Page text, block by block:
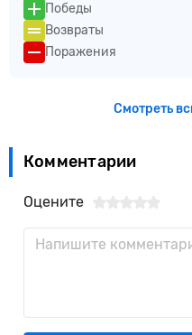
Победы
Возвраты
Поражения
Смотреть
Комментарии
Оцените